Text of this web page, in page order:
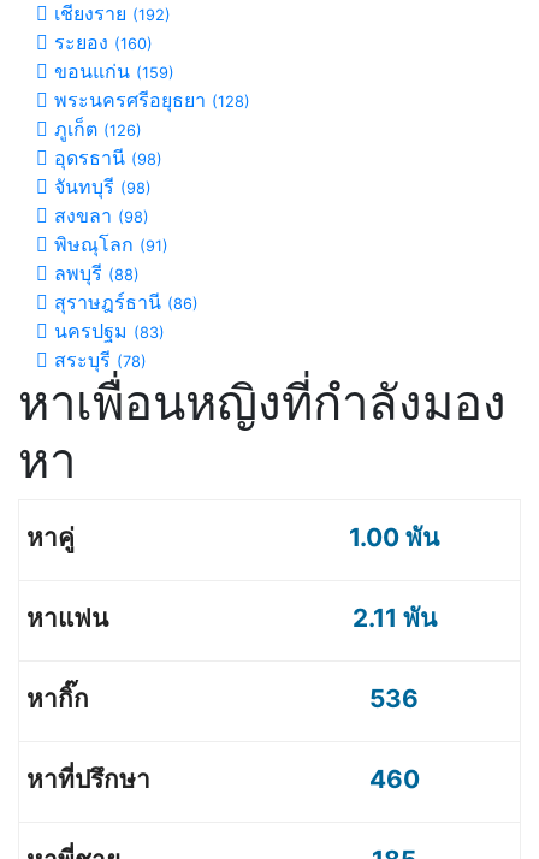
เชียงราย (192)
ระยอง (160)
ขอนแก่น (159)
พระนครศรีอยุธยา (128)
ภูเก็ต (126)
อุดรธานี (98)
จันทบุรี (98)
สงขลา (98)
พิษณุโลก (91)
ลพบุรี (88)
สุราษฎร์ธานี (86)
นครปฐม (83)
สระบุรี (78)
หาเพื่อนหญิงที่กำลังมอง
หา
1.00 พัน
2.11 พัน
536
460